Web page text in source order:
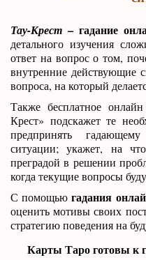
Тау-Крест – гадание
детального изучения
ответ на вопрос о том,
внутренние действующие
вопроса, на который
Также бесплатное
Крест» подскажет те
предпринять
ситуации; укажет, на
преградой в решении
когда текущие вопросы
С помощьюгадания
оценить мотивы своих
стратегию поведения на
Карты Таро готовы к